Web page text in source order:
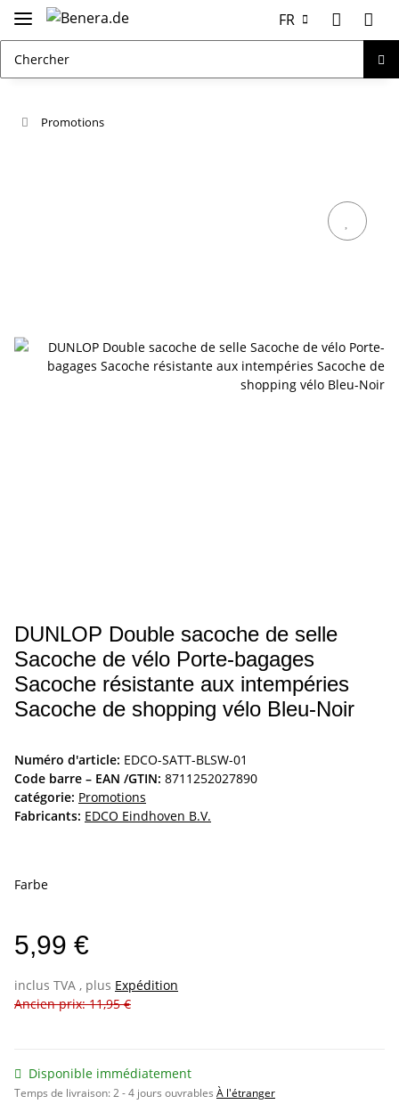
FR
Promotions
DUNLOP Double sacoche de selle
Sacoche de vélo Porte-bagages
Sacoche résistante aux intempéries
Sacoche de shopping vélo Bleu-Noir
Numéro d'article: EDCO-SATT-BLSW-01
Code barre – EAN /GTIN: 8711252027890
catégorie: Promotions
Fabricants: EDCO Eindhoven B.V.
Farbe
5,99 €
inclus TVA , plus Expédition
Ancien prix: 11,95 €
Disponible immédiatement
Temps de livraison:2 - 4 jours ouvrables À l'étranger